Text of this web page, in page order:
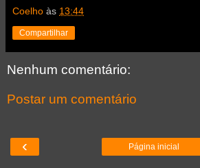
Coelho às 13:44
Compartilhar
Nenhum comentário:
Postar um comentário
‹ Página inicial